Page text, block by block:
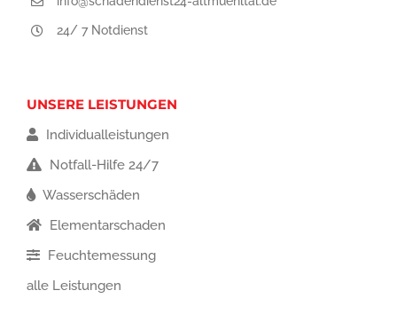
24/ 7 Notdienst
UNSERE LEISTUNGEN
Individualleistungen
Notfall-Hilfe 24/7
Wasserschäden
Elementarschaden
Feuchtemessung
alle Leistungen